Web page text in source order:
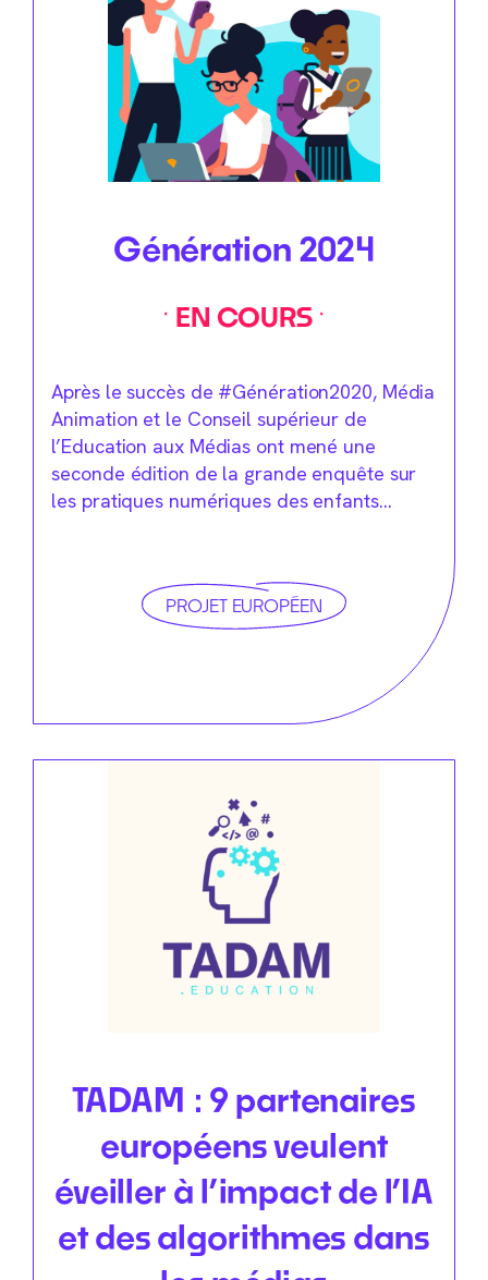
Génération 2024
EN COURS
Après le succès de #Génération2020, Média
Animation et le Conseil supérieur de
l’Education aux Médias ont mené une
seconde édition de la grande enquête sur
les pratiques numériques des enfants…
PROJET EUROPÉEN
TADAM : 9 partenaires
européens veulent
éveiller à l’impact de l’IA
et des algorithmes dans